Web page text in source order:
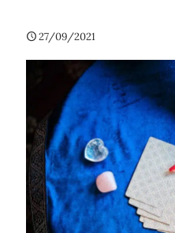
27/09/2021